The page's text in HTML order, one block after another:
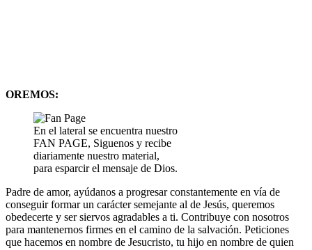
OREMOS:
En el lateral se encuentra nuestro
FAN PAGE, Siguenos y recibe
diariamente nuestro material,
para esparcir el mensaje de Dios.
Padre de amor, ayúdanos a progresar constantemente en vía de
conseguir formar un carácter semejante al de Jesús, queremos
obedecerte y ser siervos agradables a ti. Contribuye con nosotros
para mantenernos firmes en el camino de la salvación. Peticiones
que hacemos en nombre de Jesucristo, tu hijo en nombre de quien